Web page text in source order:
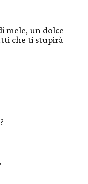
mele, un dolce
che ti stupirà